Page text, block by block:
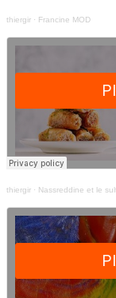
thiergir · Francine MOD
thiergir · Nassreddine et le